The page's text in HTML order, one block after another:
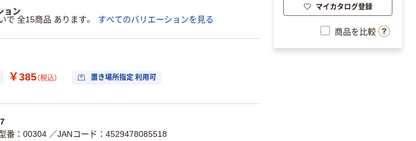
ョン
いで 全15商品 あります。
すべてのバリエーションを見る
￥385（税込） 置き場所指定 利用可
番：00304 ／JANコード：4529478085518
マイカタログ登録
商品を比較